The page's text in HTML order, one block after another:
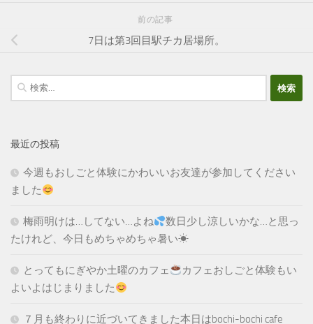
前の記事
7日は第3回目駅チカ居場所。
検
索:
最近の投稿
今週もおしごと体験にかわいいお友達が参加してください
ました
梅雨明けは…してない…よね
数日少し涼しいかな…と思っ
たけれど、今日もめちゃめちゃ暑い☀
とってもにぎやか土曜のカフェ
カフェおしごと体験もい
よいよはじまりました
７月も終わりに近づいてきました本日はbochi-bochi cafe